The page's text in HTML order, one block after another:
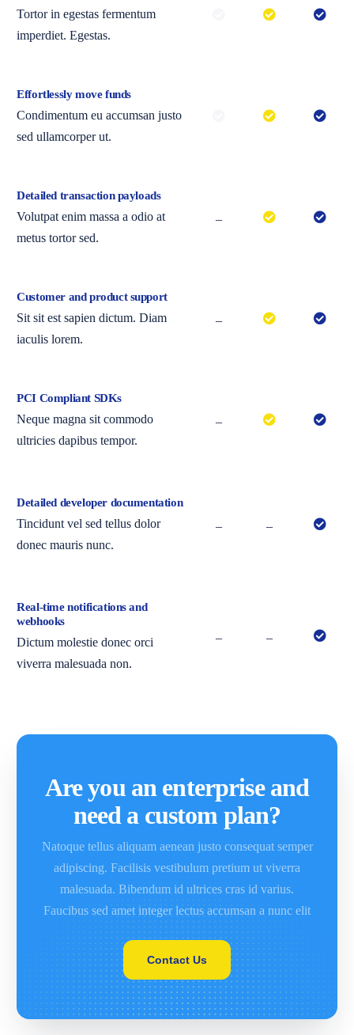
Tortor in egestas fermentum
imperdiet. Egestas.
Effortlessly move funds
Condimentum eu accumsan justo
sed ullamcorper ut.
Detailed transaction payloads
Volutpat enim massa a odio at
metus tortor sed.
–
Customer and product support
Sit sit est sapien dictum. Diam
iaculis lorem.
–
PCI Compliant SDKs
Neque magna sit commodo
ultricies dapibus tempor.
–
Detailed developer documentation
Tincidunt vel sed tellus dolor
donec mauris nunc.
– –
Real-time notifications and
webhooks
Dictum molestie donec orci
viverra malesuada non.
– –
Are you an enterprise and
need a custom plan?
Natoque tellus aliquam aenean justo consequat semper
adipiscing. Facilisis vestibulum pretium ut viverra
malesuada. Bibendum id ultrices cras id varius.
Faucibus sed amet integer lectus accumsan a nunc elit
Contact Us